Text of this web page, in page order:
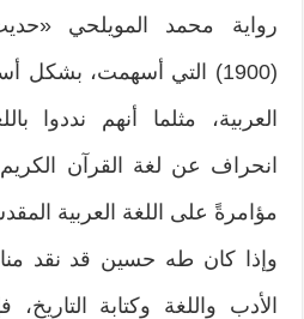
رواية محمد المويلحي
(1900) التي أسهمت، بشكل
العربية، مثلما أنهم نددوا
انحراف عن لغة القرآن الكريم،
مؤامرةً على اللغة العربية
وإذا كان طه حسين قد نقد
الأدب واللغة وكتابة